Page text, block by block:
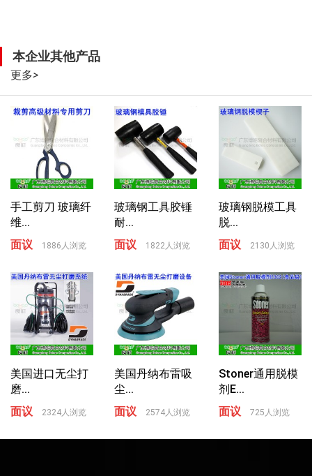
本企业其他产品
更多>
手工剪刀 玻璃纤
维...
面议
1886人浏览
玻璃钢工具胶锤
耐...
面议
1822人浏览
玻璃钢脱模工具
脱...
面议
2130人浏览
美国进口无尘打
磨...
面议
2324人浏览
美国丹纳布雷吸
尘...
面议
2574人浏览
Stoner通用脱模
剂E...
面议
725人浏览